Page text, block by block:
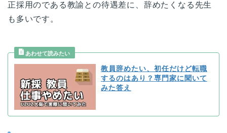
正採用のである教諭との待遇差に、辞めたくなる先生
も多いです。
教員辞めたい、初任だけど転職
するのはあり？専門家に聞いて
みた答え